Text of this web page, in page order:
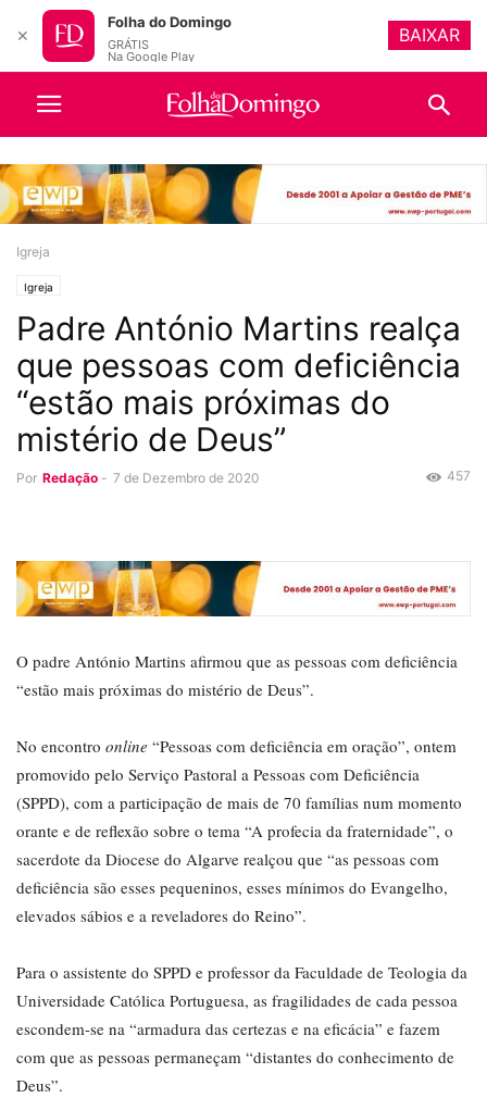
Igreja
Igreja
Padre António Martins realça
que pessoas com deficiência
“estão mais próximas do
mistério de Deus”
Por Redação - 7 de Dezembro de 2020 457
O padre António Martins afirmou que as pessoas com deficiência
“estão mais próximas do mistério de Deus”.
No encontro online “Pessoas com deficiência em oração”, ontem
promovido pelo Serviço Pastoral a Pessoas com Deficiência
(SPPD), com a participação de mais de 70 famílias num momento
orante e de reflexão sobre o tema “A profecia da fraternidade”, o
sacerdote da Diocese do Algarve realçou que “as pessoas com
deficiência são esses pequeninos, esses mínimos do Evangelho,
elevados sábios e a reveladores do Reino”.
Para o assistente do SPPD e professor da Faculdade de Teologia da
Universidade Católica Portuguesa, as fragilidades de cada pessoa
escondem-se na “armadura das certezas e na eficácia” e fazem
com que as pessoas permaneçam “distantes do conhecimento de
Deus”.
✕
Folha do Domingo
GRÁTIS
Na Google Play
BAIXAR